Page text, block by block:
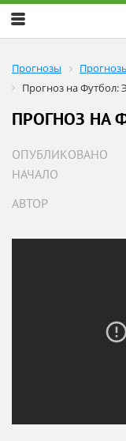
Скрыть
меню
Прогнозы
Прогноз на
ПРОГНОЗ НА
ОПУБЛИКОВАНО
НАЧАЛО
АВТОР